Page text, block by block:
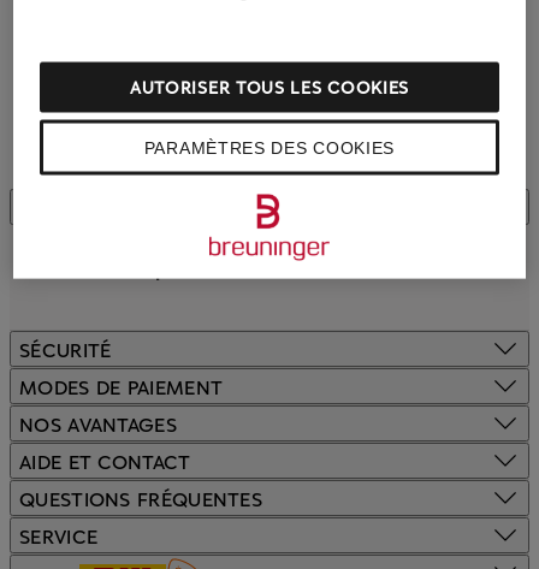
AIDE ET CONTACT
QUESTIONS FRÉQUENTES
SERVICE
SÉCURITÉ
MODES DE PAIEMENT
NOS AVANTAGES
PARAMÈTRES DES COOKIES
AUTORISER TOUS LES COOKIES